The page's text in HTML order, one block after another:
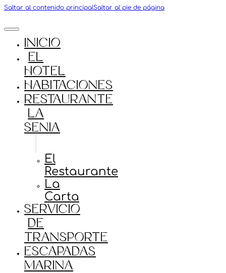
Saltar al contenido principalSaltar al pie de página
Inicio
El
Hotel
Habitaciones
Restaurante
La
Senia
El
Restaurante
La
Carta
Servicio
de
transporte
Escapadas
Marina